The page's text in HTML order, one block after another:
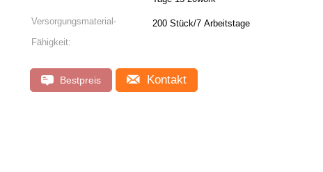
Versorgungsmaterial-
Fähigkeit:
200 Stück/7 Arbeitstage
Bestpreis Kontakt